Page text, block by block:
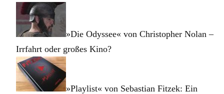
»Die Odyssee« von Christopher Nolan –
Irrfahrt oder großes Kino?
»Playlist« von Sebastian Fitzek: Ein